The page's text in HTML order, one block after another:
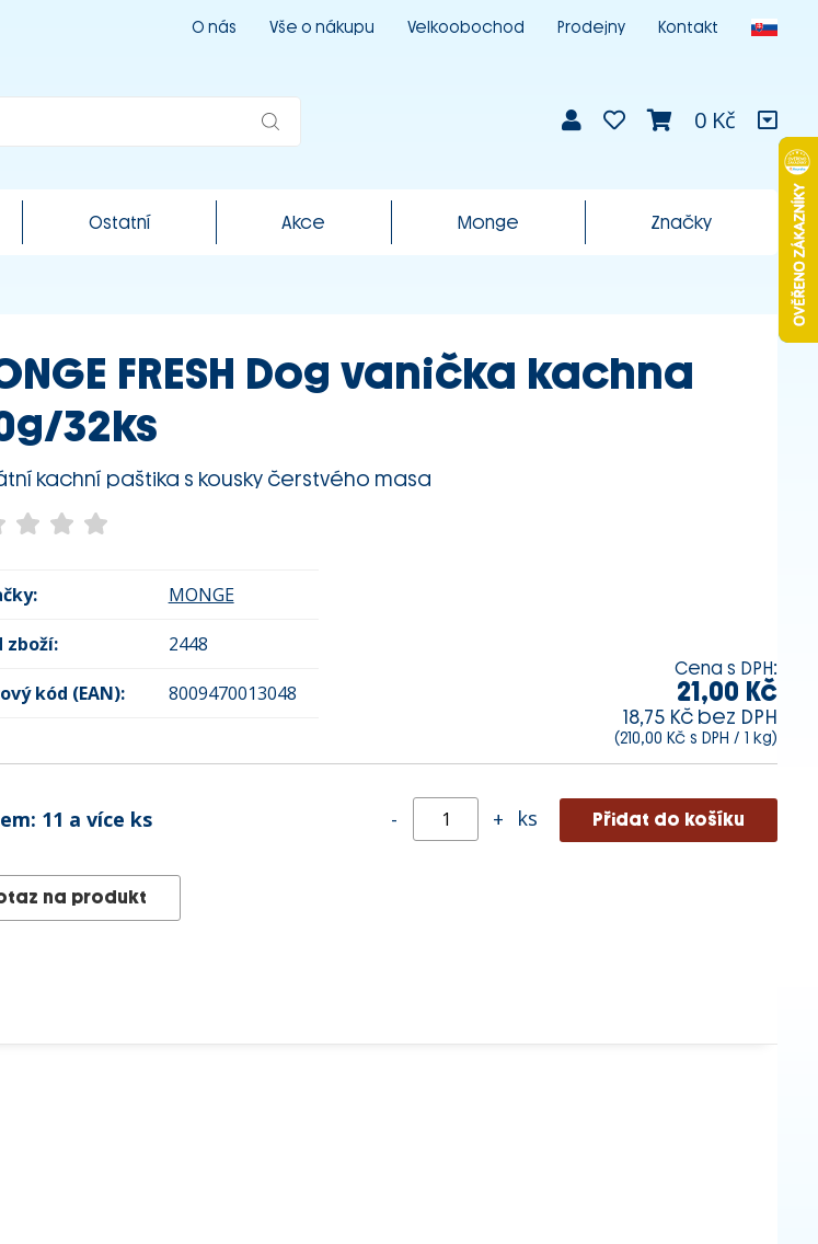
O nás Vše o nákupu Velkoobochod Prodejny Kontakt
0 Kč
Ostatní Akce Monge Značky
FRESH Dog vanička kachna
32ks
kachní paštika s kousky čerstvého masa
MONGE
zboží: 2448
kód (EAN): 8009470013048
Cena s DPH:
21,00 Kč
18,75 Kč bez DPH
(210,00 Kč s DPH / 1 kg)
11 a více ks - + ks
na produkt